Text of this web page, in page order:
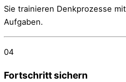
Sie trainieren Denkprozesse
Aufgaben.
04
Fortschritt sichern